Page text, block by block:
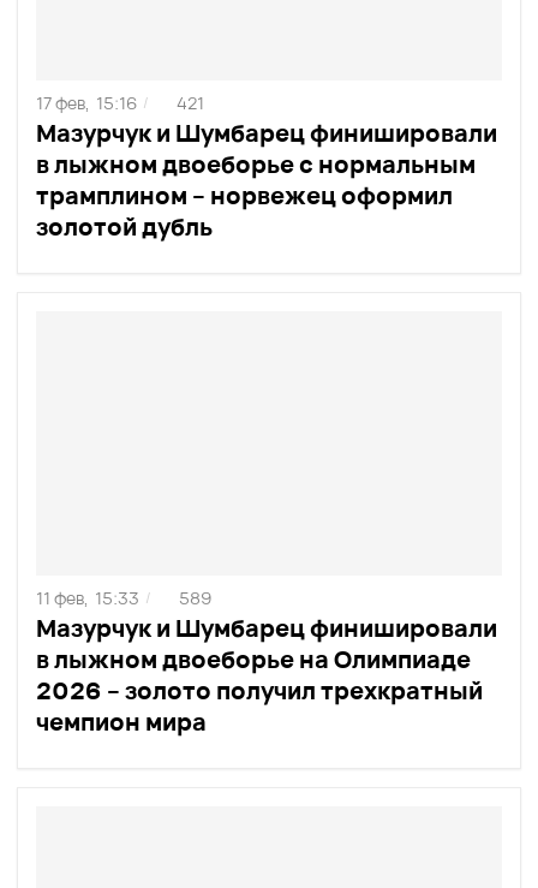
Мазурчук и Шумбарец финишировали
в лыжном двоеборье с нормальным
трамплином – норвежец оформил
золотой дубль
17 фев, 15:16 / 421
Мазурчук и Шумбарец финишировали
в лыжном двоеборье на Олимпиаде
2026 – золото получил трехкратный
чемпион мира
11 фев, 15:33 / 589